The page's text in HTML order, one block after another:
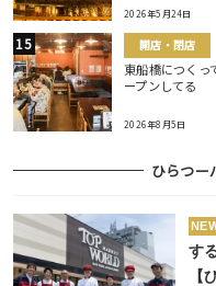
2026年5月24日
開店・閉店
東船橋につくっ
ープンしてる
2026年8月5日
ひらつー
す
【